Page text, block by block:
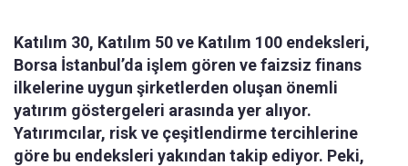
Katılım 30, Katılım 50 ve Katılım 100 endeksleri,
Borsa İstanbul’da işlem gören ve faizsiz finans
ilkelerine uygun şirketlerden oluşan önemli
yatırım göstergeleri arasında yer alıyor.
Yatırımcılar, risk ve çeşitlendirme tercihlerine
göre bu endeksleri yakından takip ediyor. Peki,